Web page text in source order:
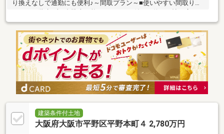
り換えなしで通勤にも便利♪～間取プラン～■使いやすい間取りの
LDK■家族が集まるリビングに床暖房3ヵ所標準装備♪■寝室はクイ
ーンベッドを置いても余裕の広さの約8帖■メンテナンスフリー、
地震後の補修費リスクを軽減 のミライエ採用の耐震構造！～周
辺環境～・スーパーまで徒歩約1分・コンビニまで徒歩約5分・ド
ラッグストアまで徒歩約8分・郵便局まで徒歩約5分・小学校まで
徒歩約9分・公園まで徒歩約7分お気軽にお問合せください！
建築条件付土地
大阪府大阪市平野区平野本町４ 2,780万円